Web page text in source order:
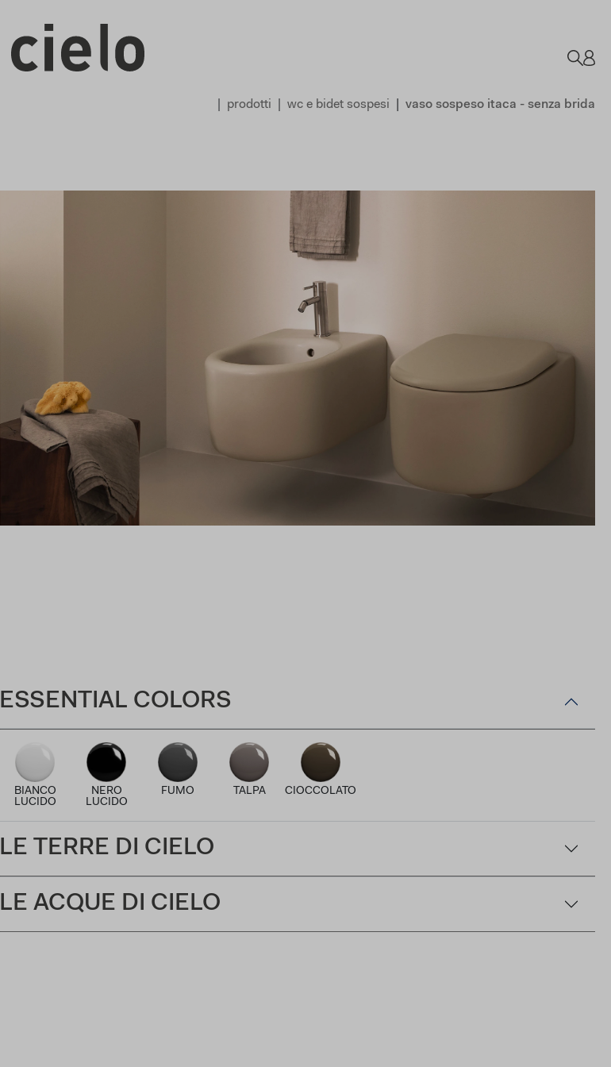
prodotti wc e bidet sospesi vaso sospeso itaca - senza brida
ESSENTIAL COLORS
BIANCO
LUCIDO
NERO
LUCIDO
FUMO TALPA CIOCCOLATO
LE TERRE DI CIELO
LE ACQUE DI CIELO